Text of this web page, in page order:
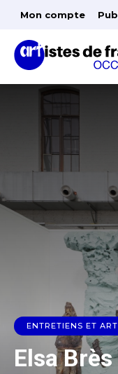
Mon compte
ENTRETIENS ET
Elsa